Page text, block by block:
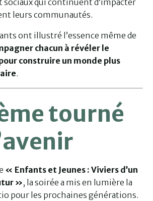
leurs communautés.
ont illustré l’essence même de
chacun à révéler le
construire un monde plus
.
tourné
« Enfants et Jeunes : Viviers d’un
», la soirée a mis en lumière la
pour les prochaines générations.